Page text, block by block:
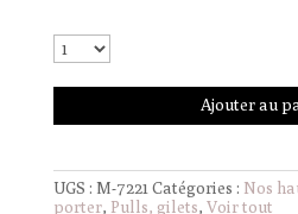
Ajouter au
UGS : M-7221 Catégories : Nos
porter, Pulls, gilets, Voir tout